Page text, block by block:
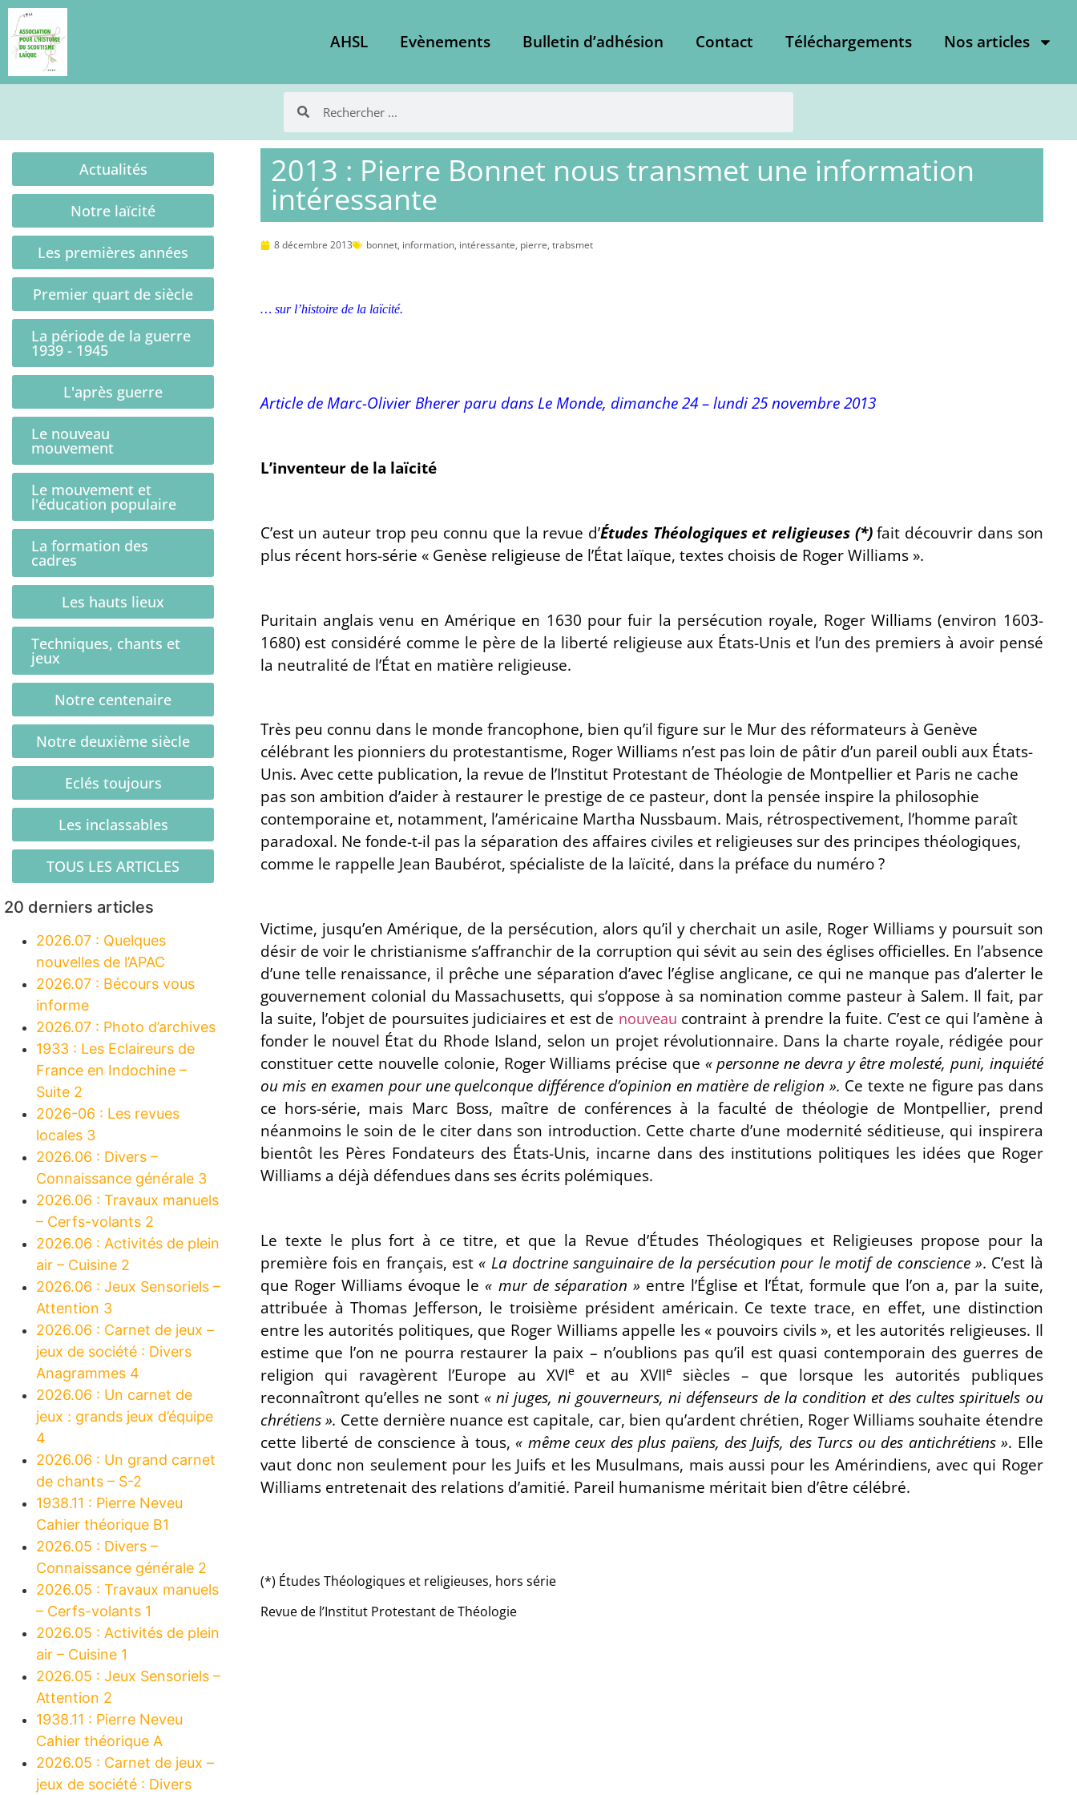
AHSL Evènements Bulletin d’adhésion Contact Téléchargements Nos articles
Actualités
Notre laïcité
Les premières années
Premier quart de siècle
La période de la guerre
1939 - 1945
L'après guerre
Le nouveau
mouvement
Le mouvement et
l'éducation populaire
La formation des
cadres
Les hauts lieux
Techniques, chants et
jeux
Notre centenaire
Notre deuxième siècle
Eclés toujours
Les inclassables
TOUS LES ARTICLES
20 derniers articles
2026.07 : Quelques
nouvelles de l’APAC
2026.07 : Bécours vous
informe
2026.07 : Photo d’archives
1933 : Les Eclaireurs de
France en Indochine –
Suite 2
2026-06 : Les revues
locales 3
2026.06 : Divers –
Connaissance générale 3
2026.06 : Travaux manuels
– Cerfs-volants 2
2026.06 : Activités de plein
air – Cuisine 2
2026.06 : Jeux Sensoriels –
Attention 3
2026.06 : Carnet de jeux –
jeux de société : Divers
Anagrammes 4
2026.06 : Un carnet de
jeux : grands jeux d’équipe
4
2026.06 : Un grand carnet
de chants – S-2
1938.11 : Pierre Neveu
Cahier théorique B1
2026.05 : Divers –
Connaissance générale 2
2026.05 : Travaux manuels
– Cerfs-volants 1
2026.05 : Activités de plein
air – Cuisine 1
2026.05 : Jeux Sensoriels –
Attention 2
1938.11 : Pierre Neveu
Cahier théorique A
2026.05 : Carnet de jeux –
jeux de société : Divers
2013 : Pierre Bonnet nous transmet une information
intéressante
8 décembre 2013 bonnet, information, intéressante, pierre, trabsmet
… sur l’histoire de la laïcité.
Article de Marc-Olivier Bherer paru dans Le Monde, dimanche 24 – lundi 25 novembre 2013
L’inventeur de la laïcité
C’est un auteur trop peu connu que la revue d’Études Théologiques et religieuses (*)fait découvrir dans son
plus récent hors-série « Genèse religieuse de l’État laïque, textes choisis de Roger Williams ».
Puritain anglais venu en Amérique en 1630 pour fuir la persécution royale, Roger Williams (environ 1603-
1680) est considéré comme le père de la liberté religieuse aux États-Unis et l’un des premiers à avoir pensé
la neutralité de l’État en matière religieuse.
Très peu connu dans le monde francophone, bien qu’il figure sur le Mur des réformateurs à Genève
célébrant les pionniers du protestantisme, Roger Williams n’est pas loin de pâtir d’un pareil oubli aux États-
Unis. Avec cette publication, la revue de l’Institut Protestant de Théologie de Montpellier et Paris ne cache
pas son ambition d’aider à restaurer le prestige de ce pasteur, dont la pensée inspire la philosophie
contemporaine et, notamment, l’américaine Martha Nussbaum. Mais, rétrospectivement, l’homme paraît
paradoxal. Ne fonde-t-il pas la séparation des affaires civiles et religieuses sur des principes théologiques,
comme le rappelle Jean Baubérot, spécialiste de la laïcité, dans la préface du numéro ?
Victime, jusqu’en Amérique, de la persécution, alors qu’il y cherchait un asile, Roger Williams y poursuit son
désir de voir le christianisme s’affranchir de la corruption qui sévit au sein des églises officielles. En l’absence
d’une telle renaissance, il prêche une séparation d’avec l’église anglicane, ce qui ne manque pas d’alerter le
gouvernement colonial du Massachusetts, qui s’oppose à sa nomination comme pasteur à Salem. Il fait, par
la suite, l’objet de poursuites judiciaires et est de nouveau contraint à prendre la fuite. C’est ce qui l’amène à
fonder le nouvel État du Rhode Island, selon un projet révolutionnaire. Dans la charte royale, rédigée pour
constituer cette nouvelle colonie, Roger Williams précise que « personne ne devra y être molesté, puni, inquiété
ou mis en examen pour une quelconque différence d’opinion en matière de religion ». Ce texte ne figure pas dans
ce hors-série, mais Marc Boss, maître de conférences à la faculté de théologie de Montpellier, prend
néanmoins le soin de le citer dans son introduction. Cette charte d’une modernité séditieuse, qui inspirera
bientôt les Pères Fondateurs des États-Unis, incarne dans des institutions politiques les idées que Roger
Williams a déjà défendues dans ses écrits polémiques.
Le texte le plus fort à ce titre, et que la Revue d’Études Théologiques et Religieuses propose pour la
première fois en français, est« La doctrine sanguinaire de la persécution pour le motif de conscience ». C’est là
que Roger Williams évoque le « mur de séparation » entre l’Église et l’État, formule que l’on a, par la suite,
attribuée à Thomas Jefferson, le troisième président américain. Ce texte trace, en effet, une distinction
entre les autorités politiques, que Roger Williams appelle les « pouvoirs civils », et les autorités religieuses. Il
estime que l’on ne pourra restaurer la paix – n’oublions pas qu’il est quasi contemporain des guerres de
religion qui ravagèrent l’Europe au XVIe et au XVIIesiècles – que lorsque les autorités publiques
reconnaîtront qu’elles ne sont « ni juges, ni gouverneurs, ni défenseurs de la condition et des cultes spirituels ou
chrétiens ». Cette dernière nuance est capitale, car, bien qu’ardent chrétien, Roger Williams souhaite étendre
cette liberté de conscience à tous,« même ceux des plus païens, des Juifs, des Turcs ou des antichrétiens ». Elle
vaut donc non seulement pour les Juifs et les Musulmans, mais aussi pour les Amérindiens, avec qui Roger
Williams entretenait des relations d’amitié. Pareil humanisme méritait bien d’être célébré.
(*) Études Théologiques et religieuses, hors série
Revue de l’Institut Protestant de Théologie